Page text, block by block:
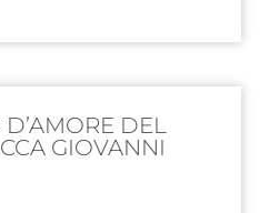
DEL
GIOVANNI